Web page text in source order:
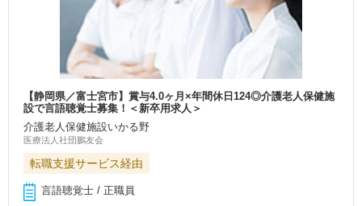
【静岡県／富士宮市】賞与4.0ヶ月×年間休日124◎介護老人保健施
設で言語聴覚士募集！＜新卒用求人＞
介護老人保健施設いかる野
医療法人社団鵬友会
転職支援サービス経由
言語聴覚士 / 正職員